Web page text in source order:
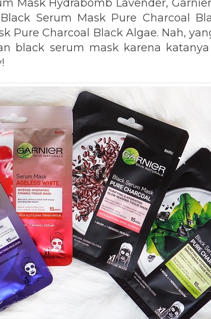
Mask Hydrabomb Lavender,
Serum Mask Pure Charcoal
Pure Charcoal Black Algae. Nah,
black serum mask karena